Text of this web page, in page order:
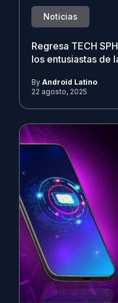
Noticias
Regresa TECH
los entusiastas de
By Android Latino
22 agosto, 2025